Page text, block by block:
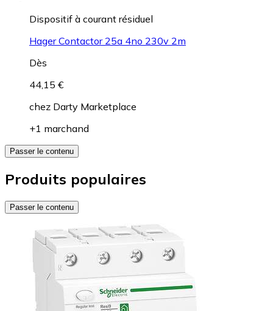
Dispositif à courant résiduel
Hager Contactor 25a 4no 230v 2m
Dès
44,15 €
chez Darty Marketplace
+1 marchand
Passer le contenu
Produits populaires
Passer le contenu